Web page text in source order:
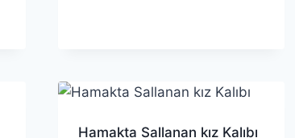
Hamakta Sallanan kız Kalıbı